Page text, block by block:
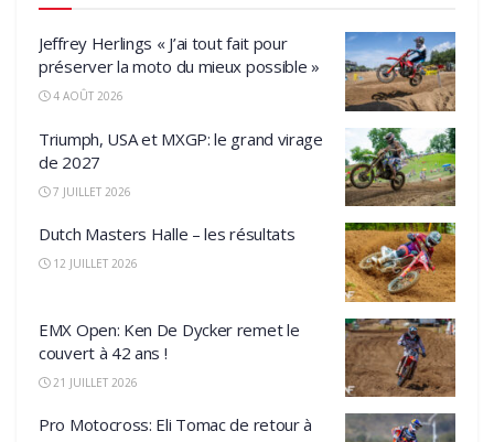
Jeffrey Herlings « J’ai tout fait pour
préserver la moto du mieux possible »
4 AOÛT 2026
Triumph, USA et MXGP: le grand virage
de 2027
7 JUILLET 2026
Dutch Masters Halle – les résultats
12 JUILLET 2026
EMX Open: Ken De Dycker remet le
couvert à 42 ans !
21 JUILLET 2026
Pro Motocross: Eli Tomac de retour à